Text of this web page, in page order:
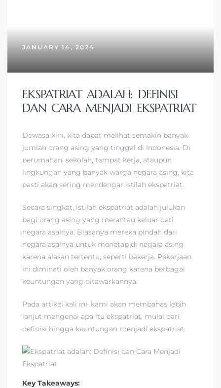
JANUARY 14, 2024
EKSPATRIAT ADALAH: DEFINISI
DAN CARA MENJADI EKSPATRIAT
Dewasa kini, kita dapat melihat semakin banyak
jumlah orang asing yang tinggal di Indonesia. Di
perumahan, sekolah, tempat kerja, ataupun
lingkungan yang banyak warga negara asing, kita
pasti akan sering mendengar istilah ekspatriat.
Secara singkat, istilah ekspatriat adalah julukan
bagi orang asing yang merantau keluar dari
negara asalnya. Biasanya mereka pindah dari
negara asalnya untuk menetap di negara asing
karena alasan tertentu, seperti bekerja. Pekerjaan
ini diminati oleh banyak orang karena berbagai
keuntungan yang ditawarkannya.
Pada artikel kali ini, kami akan membahas lebih
lanjut mengenai apa itu ekspatriat, mulai dari
definisi hingga keuntungan menjadi ekspatriat.
Key Takeaways: